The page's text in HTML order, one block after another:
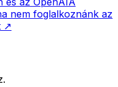
nem foglalkoznánk az
↗